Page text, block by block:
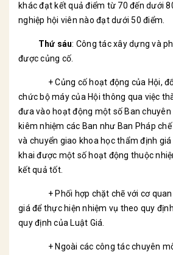
khác đạt kết quả điểm từ 70 đến dưới
nghiệp hội viên nào đạt dưới 50 điểm.
Thứ sáu: Công tác xây dựng và
được củng cố.
+ Củng cố hoạt động của Hội,
chức bộ máy của Hội thông qua việc
đưa vào hoạt động một số Ban
kiêm nhiệm các Ban như Ban Pháp
và chuyển giao khoa học thẩm định
khai được một số hoạt động thuộc
kết quả tốt.
+ Phối hợp chặt chẽ với cơ quan
giá để thực hiện nhiệm vụ theo quy
quy định của Luật Giá.
+ Ngoài các công tác chuyên